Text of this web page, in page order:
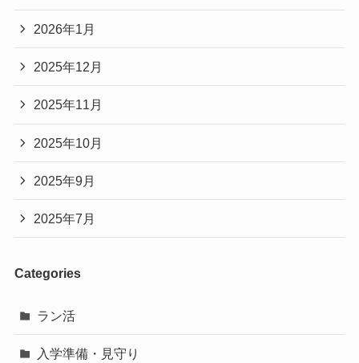
2026年1月
2025年12月
2025年11月
2025年10月
2025年9月
2025年7月
Categories
ラン活
入学準備・見守り